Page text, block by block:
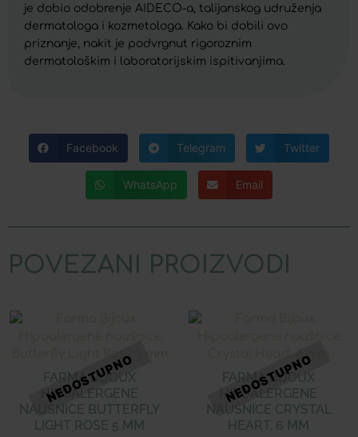
je dobio odobrenje AIDECO-a, talijanskog udruženja
dermatologa i kozmetologa. Kako bi dobili ovo
priznanje, nakit je podvrgnut rigoroznim
dermatološkim i laboratorijskim ispitivanjima.
Facebook Telegram Twitter
WhatsApp Email
POVEZANI PROIZVODI
FARMA BIJOUX
HIPOALERGENE
NAUŠNICE BUTTERFLY
LIGHT ROSE 5 MM
FARMA BIJOUX
HIPOALERGENE
NAUŠNICE CRYSTAL
HEART, 6 MM